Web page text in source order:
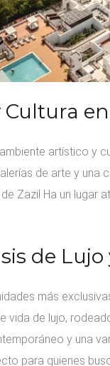
Cultura
artístico y
de arte y una
Zazil Ha un lugar
de
más
vida de lujo,
y una
para quienes